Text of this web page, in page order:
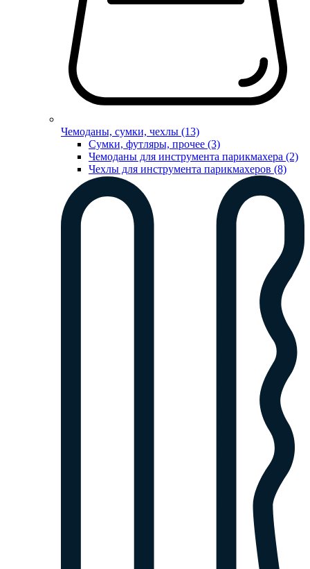
Чемоданы, сумки, чехлы (13)
Сумки, футляры, прочее (3)
Чемоданы для инструмента парикмахера (2)
Чехлы для инструмента парикмахеров (8)